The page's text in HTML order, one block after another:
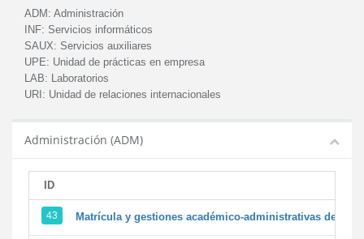
ADM: Administración
INF: Servicios informáticos
SAUX: Servicios auxiliares
UPE: Unidad de prácticas en empresa
LAB: Laboratorios
URI: Unidad de relaciones internacionales
Administración (ADM)
ID
43 Matrícula y gestiones académico-administrativas de la